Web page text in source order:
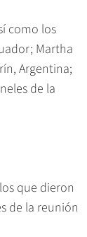
como los
Martha
Argentina;
de la
que dieron
de la reunión